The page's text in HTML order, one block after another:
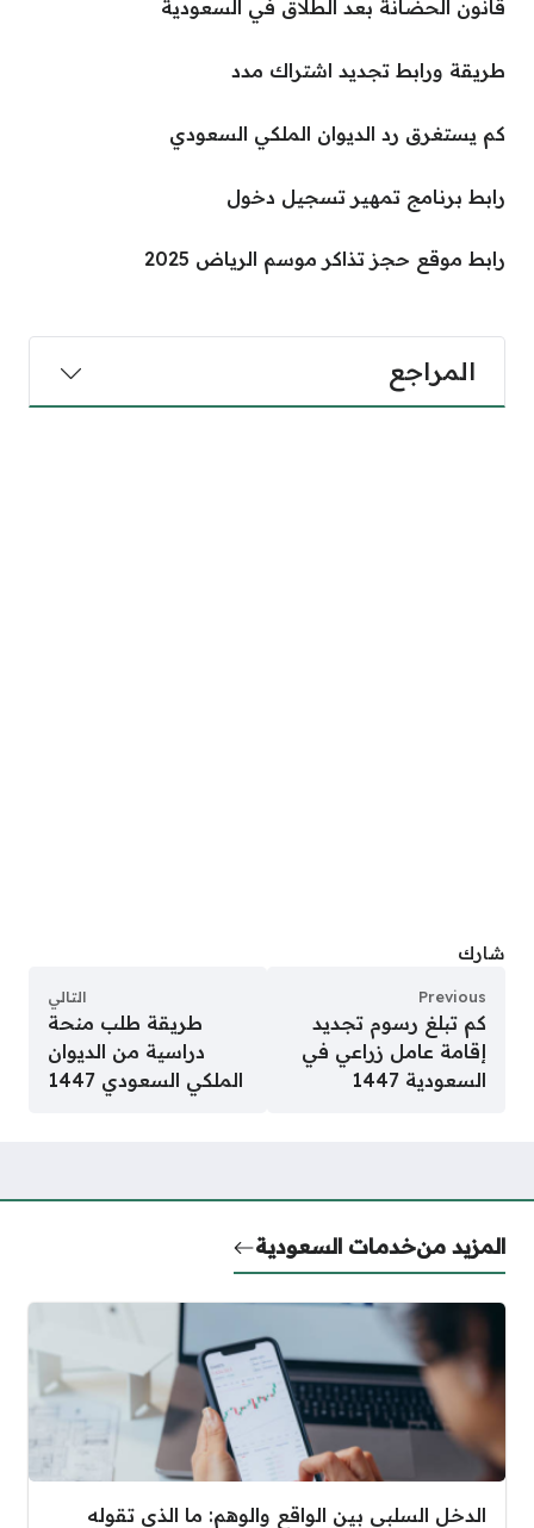
قانون الحضانة بعد الطلاق في السعودية
طريقة ورابط تجديد اشتراك مدد
كم يستغرق رد الديوان الملكي السعودي
رابط برنامج تمهير تسجيل دخول
رابط موقع حجز تذاكر موسم الرياض 2025
المراجع
شارك
Previous
كم تبلغ رسوم تجديد
إقامة عامل زراعي في
السعودية 1447
التالي
طريقة طلب منحة
دراسية من الديوان
الملكي السعودي 1447
المزيد منخدمات السعودية
الدخل السلبي بين الواقع والوهم: ما الذي تقوله